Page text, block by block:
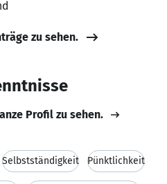
zu sehen.
Profil zu sehen.
Selbstständigkeit Pünktlichkeit